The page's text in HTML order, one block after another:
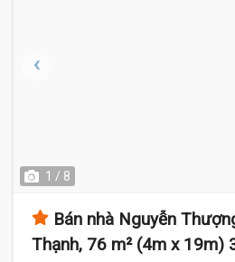
1 / 8
Bán nhà Nguyễn
Thạnh, 76 m² (4m x 19m)